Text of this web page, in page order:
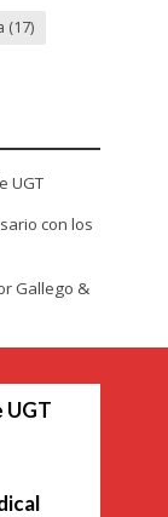
(17)
UGT
con los
Gallego &
UGT